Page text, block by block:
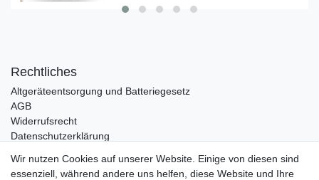
Rechtliches
Altgeräteentsorgung und Batteriegesetz
AGB
Widerrufsrecht
Datenschutzerklärung
Impressum
Wir nutzen Cookies auf unserer Website. Einige von diesen sind
essenziell, während andere uns helfen, diese Website und Ihre